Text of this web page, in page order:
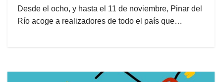
Desde el ocho, y hasta el 11 de noviembre, Pinar del
Río acoge a realizadores de todo el país que…